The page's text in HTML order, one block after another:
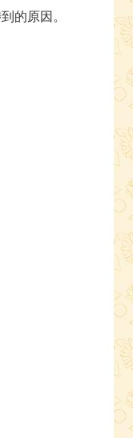
的原因。